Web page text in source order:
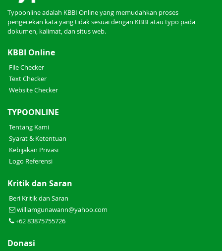
Typoonline adalah KBBI Online yang memudahkan proses
pengecekan kata yang tidak sesuai dengan KBBI atau typo pada
dokumen, kalimat, dan situs web.
KBBI Online
File Checker
Text Checker
Website Checker
TYPOONLINE
Tentang Kami
Syarat & Ketentuan
Kebijakan Privasi
Logo Referensi
Kritik dan Saran
Beri Kritik dan Saran
williamgunawann@yahoo.com
+62 83875755726
Donasi